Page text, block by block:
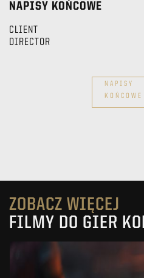
NAPISY KOŃCOWE
CLIENT
DIRECTOR
NAPISY
KOŃCOWE
ZOBACZ WIĘCEJ
FILMY DO GIER